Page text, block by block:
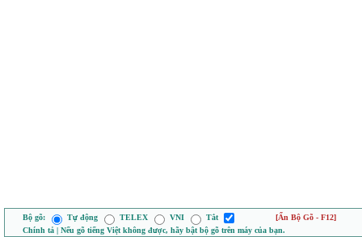
Bộ gõ: Tự động TELEX VNI Tắt
[Ẩn Bộ Gõ - F12]
Chính tả | Nếu gõ tiếng Việt không được, hãy bật bộ gõ trên máy của bạn.